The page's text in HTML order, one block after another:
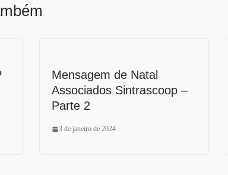
Mensagem de Natal
Associados Sintrascoop –
Parte 2
3 de janeiro de 2024